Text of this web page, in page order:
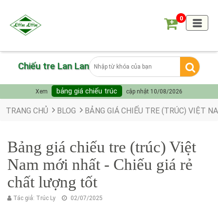
0
Chiếu tre Lan Lan
Xem bảng giá chiếu trúc cập nhật 10/08/2026
TRANG CHỦ BLOG BẢNG GIÁ CHIẾU TRE (TRÚC) VIỆT
Bảng giá chiếu tre (trúc) Việt
Nam mới nhất - Chiếu giá rẻ
chất lượng tốt
Tác giả: Trúc Ly 02/07/2025